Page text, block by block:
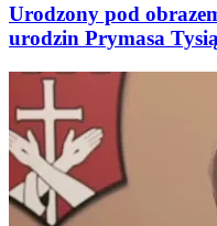
Urodzony pod
urodzin Prymasa